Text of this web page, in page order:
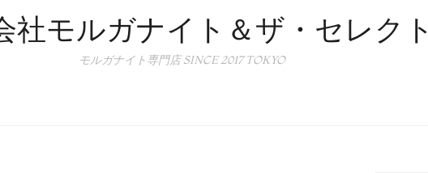
社モルガナイト＆ザ・セレクト
モルガナイト専門店 SINCE 2017 TOKYO